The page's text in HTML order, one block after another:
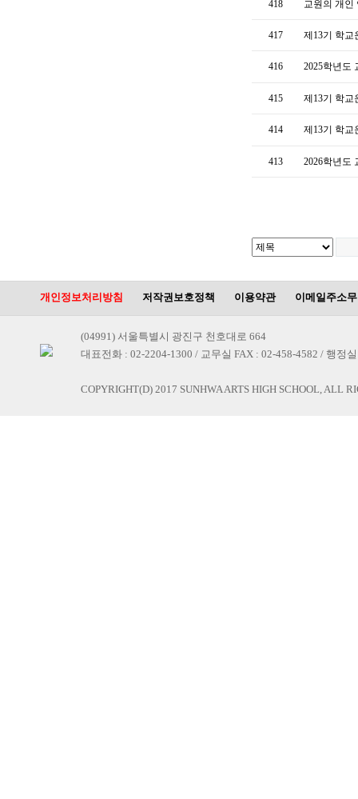
418 교원의 개인
417 제13기 학교
416 2025학년도
415 제13기 학교
414 제13기 학
413 2026학년도
개인정보처리방침 저작권보호정책 이용약관 이메일주소
(04991) 서울특별시 광진구 천호대로 664
대표전화 : 02-2204-1300 / 교무실 FAX : 02-458-4582 / 행정
COPYRIGHT(D) 2017 SUNHWA ARTS HIGH SCHOOL, ALL